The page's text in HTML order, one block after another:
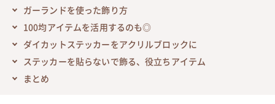
ガーランドを使った飾り方
100均アイテムを活用するのも◎
ダイカットステッカーをアクリルブロックに
ステッカーを貼らないで飾る、役立ちアイテム
まとめ